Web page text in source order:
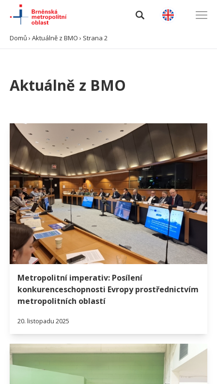
Domů › Aktuálně z BMO › Strana 2
Aktuálně z BMO
Metropolitní imperativ: Posílení
konkurenceschopnosti Evropy prostřednictvím
metropolitních oblastí
20. listopadu 2025
O BMO
Výzvy
Projekty
Spolupráce
Kontakty